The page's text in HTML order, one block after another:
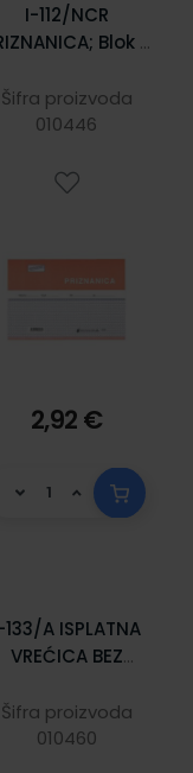
I-112/NCR
Blok 2
14,8 cm
Šifra proizvoda
010446
2,92 €
A ISPLATNA
VREĆICA BEZ
20 x 0,7 cm
Šifra proizvoda
010460